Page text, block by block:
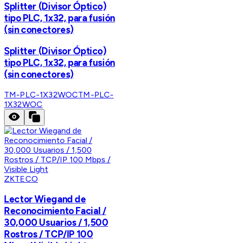
Splitter (Divisor Óptico)
tipo PLC, 1x32, para fusión
(sin conectores)
Splitter (Divisor Óptico)
tipo PLC, 1x32, para fusión
(sin conectores)
TM-PLC-1X32WOCTM-PLC-
1X32WOC
ZKTECO
Lector Wiegand de
Reconocimiento Facial /
30,000 Usuarios / 1,500
Rostros / TCP/IP 100